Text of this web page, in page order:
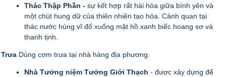
Thác Thập Phần - sự kết hợp rất hài hòa giữa bình yên và
một chút hung dữ của thiên nhiên tạo hóa. Cảnh quan tại
thác nước hùng vĩ đổ xuống mặt hồ xanh biếc hoang sơ và
thanh tịnh.
Trưa Dùng cơm trưa tại nhà hàng địa phương.
Nhà Tưởng niệm Tưởng Giới Thạch - được xây dựng để